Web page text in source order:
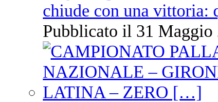
chiude con una vittoria:
Pubblicato il 31 Maggio